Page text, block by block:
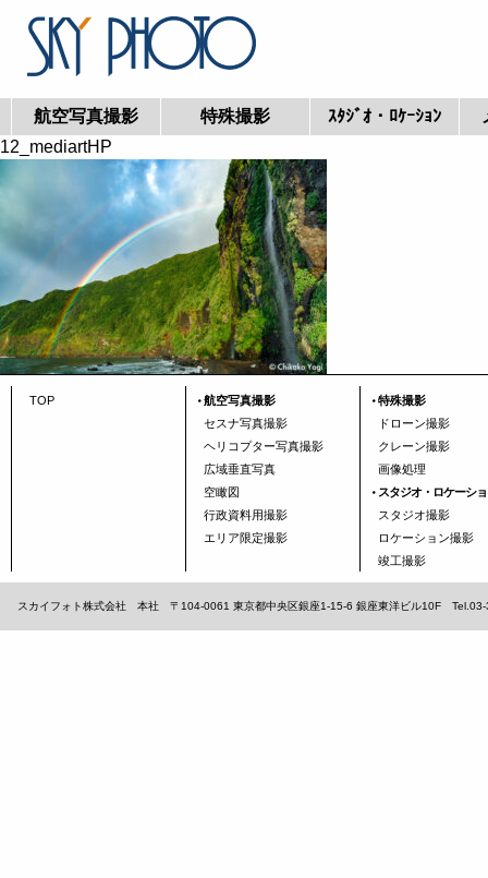
航空写真撮影 特殊撮影 ｽﾀｼﾞｵ・ﾛｹｰｼｮﾝ
12_mediartHP
TOP
航空写真撮影
セスナ写真撮影
ヘリコプター写真撮影
広域垂直写真
空瞰図
行政資料用撮影
エリア限定撮影
特殊撮影
ドローン撮影
クレーン撮影
画像処理
スタジオ・ロケーシ
スタジオ撮影
ロケーション撮影
竣工撮影
スカイフォト株式会社 本社 〒104-0061 東京都中央区銀座1-15-6 銀座東洋ビル10F